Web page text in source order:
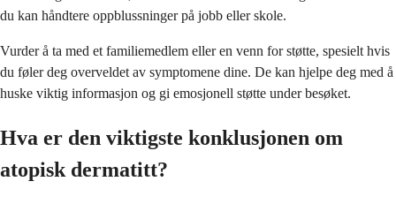
du kan håndtere oppblussninger på jobb eller skole.
Vurder å ta med et familiemedlem eller en venn for støtte, spesielt hvis
du føler deg overveldet av symptomene dine. De kan hjelpe deg med å
huske viktig informasjon og gi emosjonell støtte under besøket.
Hva er den viktigste konklusjonen om
atopisk dermatitt?